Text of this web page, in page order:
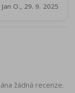
O., 29. 9. 2025
žádná recenze.